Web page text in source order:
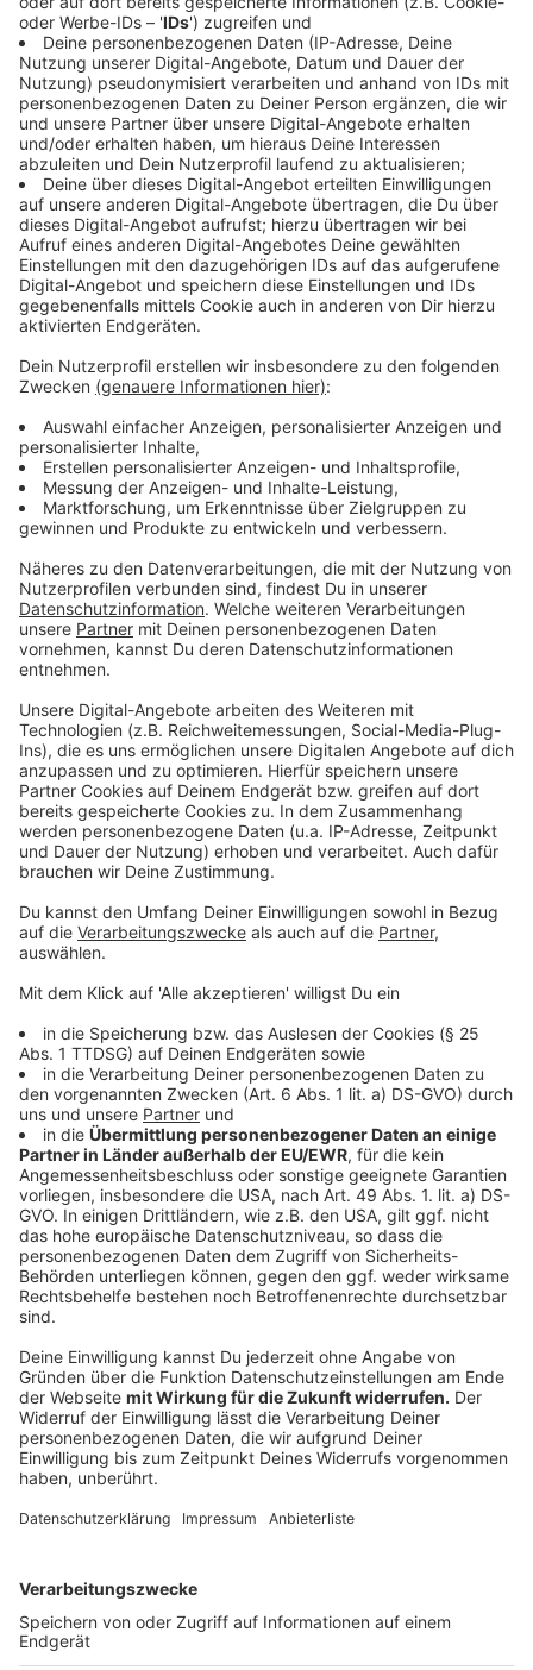
deutschlandweit fast ein Drittel der Bevölkerung an
Rückenschmerzenerkrankt.
Anzeige
Aus leichten Rückenschmerzen könnte eine
Chronifizierung folgen
Anzeige
Rückenschmerzen sind neben Kopfschmerzen das
häufigste Schmerzproblem in Deutschland. In einer
Umfrage des Robert-Koch-Instituts bestätigten zwei
Drittel der Befragten, dass sie in den letzten 12
Monaten unter Rückenschmerzen gelitten hätten.
15,5 Prozent der Befragten berichtetensogar von
chronischen Rückenschmerzen, die länger als drei
Monate anhalten. Rückenbeschwerden haben ein
hohes Risiko für eine Chronifizierung und schränken die
Lebensqualität stark ein. Soziale Kontakte, Reisen,
Bewegung - alles wird mühsamer oder sogar
undenkbar. Zudem entsteht ein großer
volkswirtschaftlicher Schaden: Rückenschmerzen
verursachen die meisten Arbeitsunfähigkeitstage.
Anzeige
© Tag der Rückengesundheit
Wie man Rückenschmerzen entgegentritt
Grundsätzlich ist für jede Person, die sich lange Zeit
am Tag im Sitzen aufhält, Bewegung das A und O. Am
besten an der frischen Luft versteht sich.
Ausdauersportarten sind hierbei die zu bevorzugenden
Sportarten. Das heißt, dass man aufs Joggen, Nordic
Walking, Schwimmen oder Radfahren setzen sollte.
Beim Joggen werden beispielsweise nicht nur die
Bandscheiben be- und entlastet, gleichzeitig kann die
Rückenmuskulatur trainiert und gestärkt werden. Wer
sich eher aufs Schwimmen fokussieren will, dem sei
gewiss, dass Schwimmen - vor allem
Rückenschwimmen - ideal zur Bekämpfung von
Rückenproblemen sein können. Abgeraten wird
dagegen von Sportarten, die belastend für die
Wirbelsäule oder den Rumpf sein könnten. Das
könnten zum Beispiel Tennis, Squash oder
Weitere Infos gibt es
Autor: Joachim Schultheis